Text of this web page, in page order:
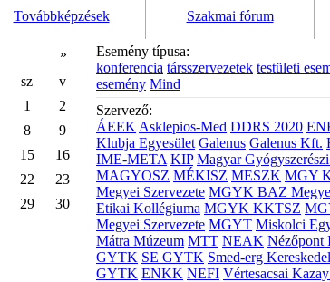
Továbbképzések Szakmai fórum
»
sz
v
1
2
8
9
15
16
22
23
29
30
Esemény típusa:
konferencia társszervezetek testületi
esemény Mind
Szervező:
ÁEEK Asklepios-Med DDRS 2020
Klubja Egyesület Galenus Galenus Kft.
IME-META KIP Magyar
MAGYOSZ MÉKISZ MESZK MGY
Megyei Szervezete MGYK BAZ
Etikai Kollégiuma MGYK KKTSZ
Megyei Szervezete MGYT Miskolci
Mátra Múzeum MTT NEAK Nézőpont
GYTK SE GYTK Smed-erg
GYTK ENKK NEFI Vértesacsai